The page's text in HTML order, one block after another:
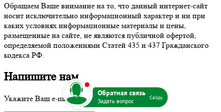
Обращаем Ваше внимание на то, что данный интернет-сайт
носит исключительно информационный характер и ни при
каких условиях информационные материалы и цены,
размещенные на сайте, не являются публичной офертой,
определяемой положениями Статей 435 и 437 Гражданского
кодекса РФ.
Напишите нам
Укажите Ваш e-mail:
Callpy
b